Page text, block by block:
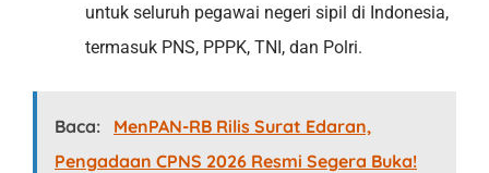
untuk seluruh pegawai negeri sipil di Indonesia,
termasuk PNS, PPPK, TNI, dan Polri.
Baca:
MenPAN-RB Rilis Surat Edaran,
Pengadaan CPNS 2026 Resmi Segera Buka!